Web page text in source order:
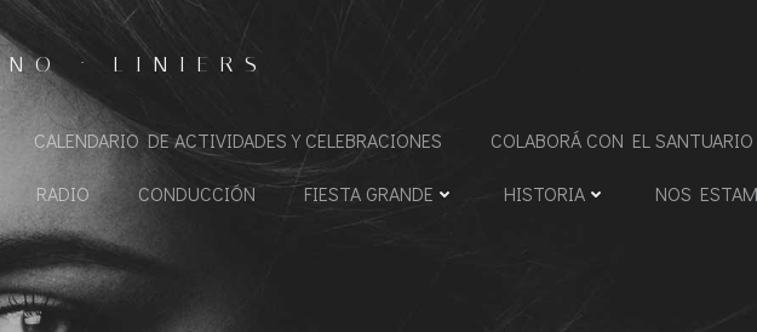
· LINIERS
CALENDARIO DE ACTIVIDADES Y CELEBRACIONES COLABORÁ CON EL SANTUARIO
RADIO CONDUCCIÓN FIESTA GRANDE HISTORIA NOS